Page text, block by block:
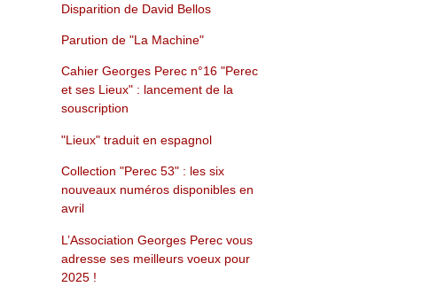
Disparition de David Bellos
Parution de "La Machine"
Cahier Georges Perec n°16 "Perec
et ses Lieux" : lancement de la
souscription
"Lieux" traduit en espagnol
Collection "Perec 53" : les six
nouveaux numéros disponibles en
avril
L’Association Georges Perec vous
adresse ses meilleurs voeux pour
2025 !